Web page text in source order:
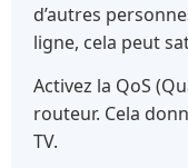
d’autres
ligne, cela peut
Activez la QoS
routeur. Cela
TV.